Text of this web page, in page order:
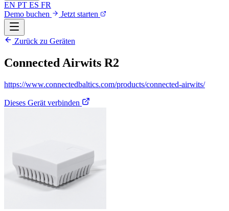
EN PT ES FR
Demo buchen
Jetzt starten
Zurück zu Geräten
Connected Airwits R2
https://www.connectedbaltics.com/products/connected-airwits/
Dieses Gerät verbinden